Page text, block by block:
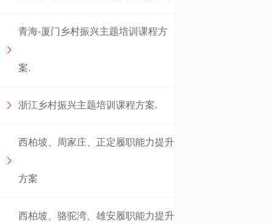
青海-厦门乡村振兴主题培训课程方
案.
浙江乡村振兴主题培训课程方案.
西柏坡、周家庄、正定履职能力提升
方案
西柏坡、骆驼湾、雄安履职能力提升